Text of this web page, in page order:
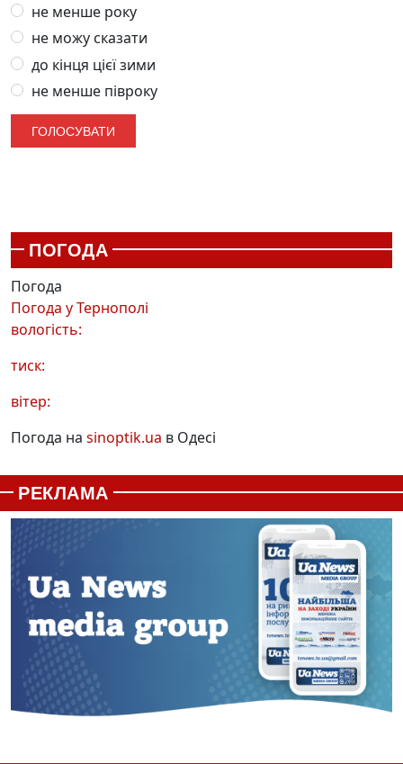
не менше року
не можу сказати
до кінця цієї зими
не менше півроку
ПОГОДА
Погода
Погода уТернополі
вологість:
тиск:
вітер:
Погода на sinoptik.ua в Одесі
РЕКЛАМА